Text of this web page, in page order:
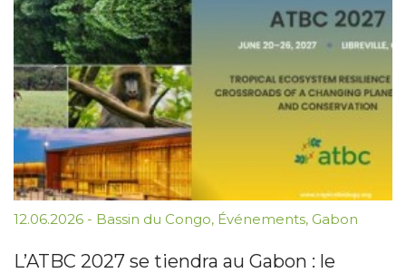
12.06.2026 - Bassin du Congo, Événements, Gabon
L’ATBC 2027 se tiendra au Gabon : le